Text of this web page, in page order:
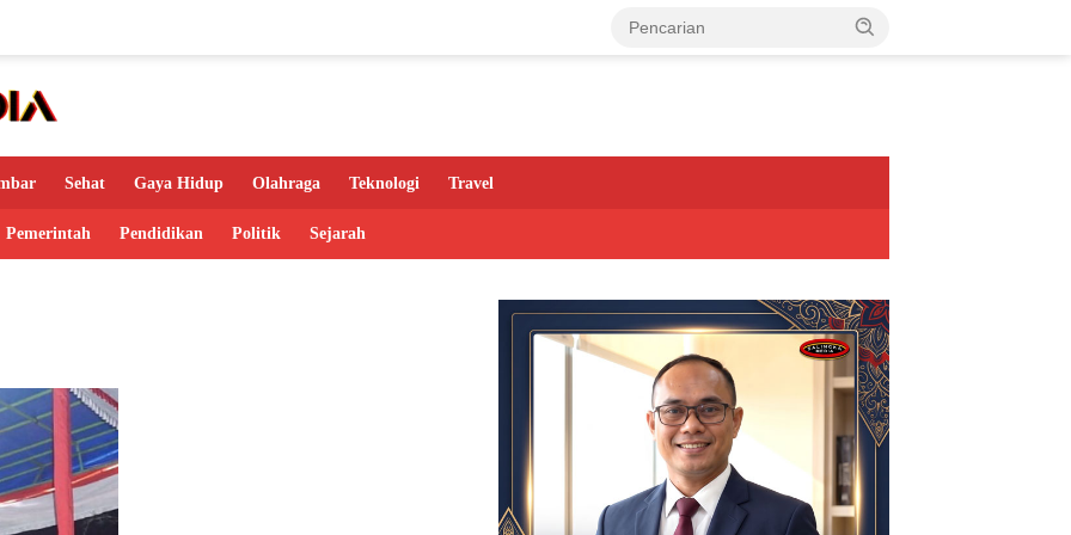
Sehat Gaya Hidup Olahraga Teknologi Travel
Pemerintah Pendidikan Politik Sejarah